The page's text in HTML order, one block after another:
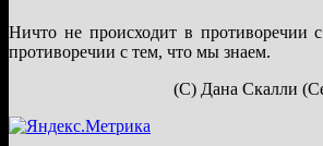
Ничто не происходит в противоречии
противоречии с тем, что мы знаем.
(С) Дана Скалли